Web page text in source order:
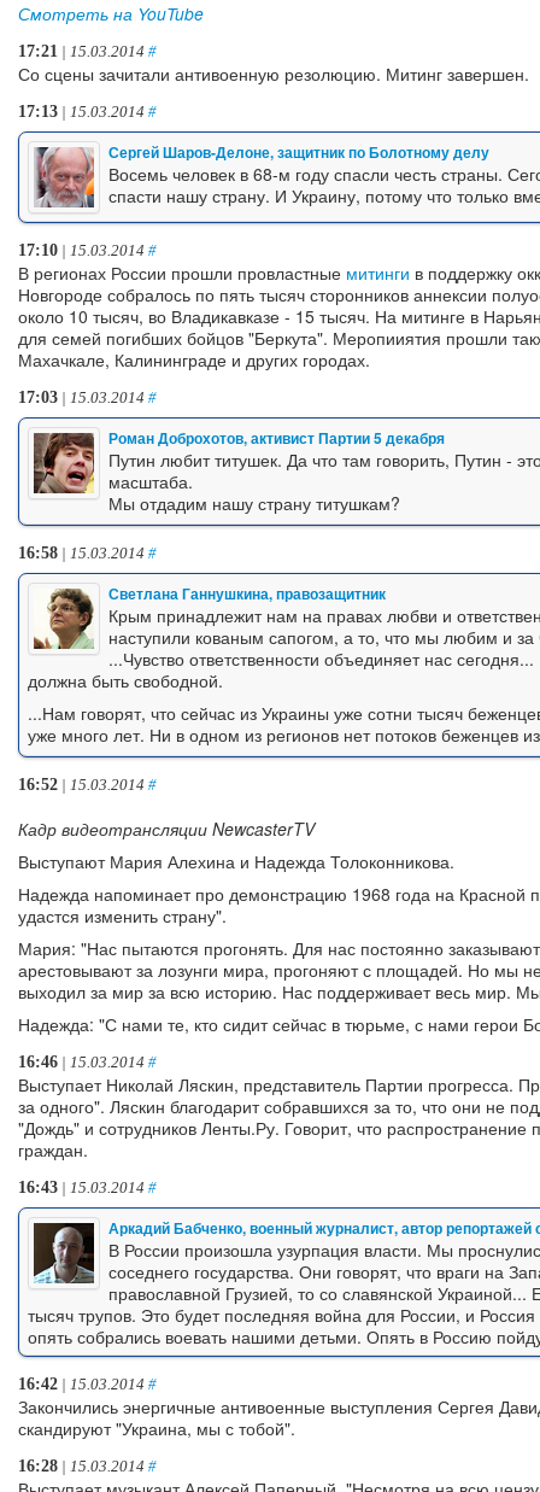
Смотреть на YouTube
17:21 | 15.03.2014 #
Со сцены зачитали антивоенную резолюцию. Митинг завершен.
17:13 | 15.03.2014 #
Сергей Шаров-Делоне, защитник по Болотному делу
Восемь человек в 68-м году спасли честь страны.
спасти нашу страну. И Украину, потому что только
17:10 | 15.03.2014 #
В регионах России прошли провластные митинги в поддержку
Новгороде собралось по пять тысяч сторонников аннексии
около 10 тысяч, во Владикавказе - 15 тысяч. На митинге в
для семей погибших бойцов "Беркута". Меропииятия прошли
Махачкале, Калининграде и других городах.
17:03 | 15.03.2014 #
Роман Доброхотов, активист Партии 5 декабря
Путин любит титушек. Да что там говорить, Путин -
масштаба.
Мы отдадим нашу страну титушкам?
16:58 | 15.03.2014 #
Светлана Ганнушкина, правозащитник
Крым принадлежит нам на правах любви и
наступили кованым сапогом, а то, что мы любим и за
...Чувство ответственности объединяет нас
должна быть свободной.
...Нам говорят, что сейчас из Украины уже сотни тысяч
уже много лет. Ни в одном из регионов нет потоков беженцев
16:52 | 15.03.2014 #
Кадр видеотрансляции NewcasterTV
Выступают Мария Алехина и Надежда Толоконникова.
Надежда напоминает про демонстрацию 1968 года на
удастся изменить страну".
Мария: "Нас пытаются прогонять. Для нас постоянно
арестовывают за лозунги мира, прогоняют с площадей. Но мы
выходил за мир за всю историю. Нас поддерживает весь мир.
Надежда: "С нами те, кто сидит сейчас в тюрьме, с нами герои
16:46 | 15.03.2014 #
Выступает Николай Ляскин, представитель Партии прогресса.
за одного". Ляскин благодарит собравшихся за то, что они не
"Дождь" и сотрудников Ленты.Ру. Говорит, что
граждан.
16:43 | 15.03.2014 #
Аркадий Бабченко, военный журналист, автор репортажей
В России произошла узурпация власти. Мы
соседнего государства. Они говорят, что враги на
православной Грузией, то со славянской Украиной...
тысяч трупов. Это будет последняя война для России, и
опять собрались воевать нашими детьми. Опять в Россию
16:42 | 15.03.2014 #
Закончились энергичные антивоенные выступления Сергея
скандируют "Украина, мы с тобой".
16:28 | 15.03.2014 #